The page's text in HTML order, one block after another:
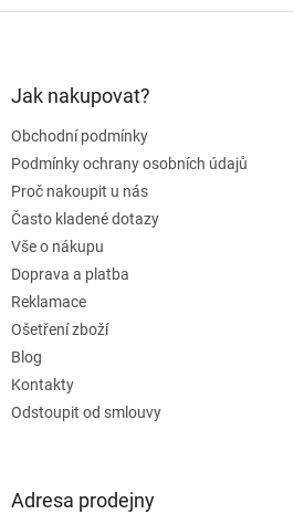
Jak nakupovat?
Obchodní podmínky
Podmínky ochrany osobních údajů
Proč nakoupit u nás
Často kladené dotazy
Vše o nákupu
Doprava a platba
Reklamace
Ošetření zboží
Blog
Kontakty
Odstoupit od smlouvy
Adresa prodejny